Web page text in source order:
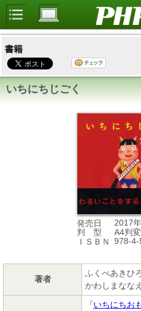
書籍
いちにちじごく
発売日
2017
判 型
A4判
ＩＳＢＮ
978-4-
著者
ふくべあきひ
かわしまなな
『いちにちお